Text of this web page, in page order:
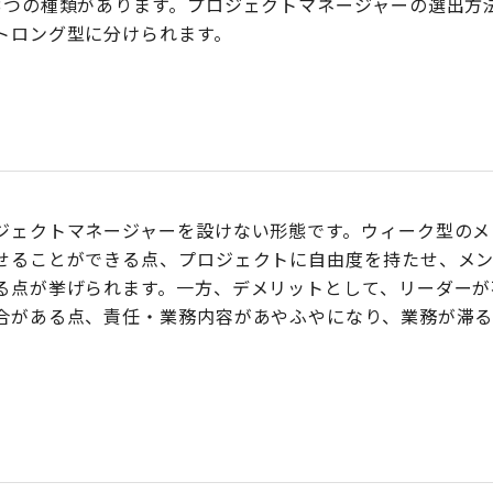
ング型に分けられます。
ェクトマネージャーを設けない形態です。ウィーク型の
ることができる点、プロジェクトに自由度を持たせ、メ
点が挙げられます。一方、デメリットとして、リーダー
がある点、責任・業務内容があやふやになり、業務が滞